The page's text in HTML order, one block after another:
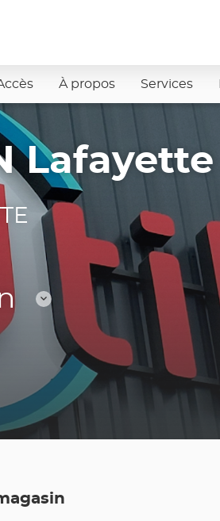
À propos Services
Lafayette
Consulter
horaires